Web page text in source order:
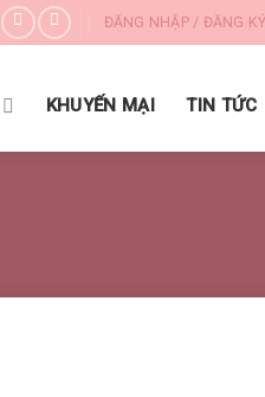
ĐĂNG NHẬP / ĐĂNG
KHUYẾN MẠI TIN TỨC